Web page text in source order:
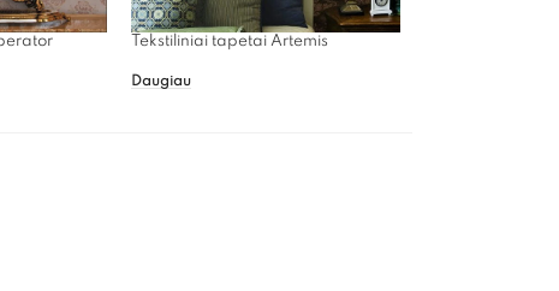
Tekstiliniai tapetai Artemis
Daugiau